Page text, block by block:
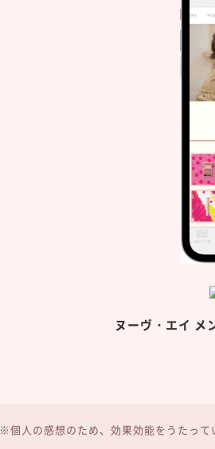
ヌーヴ・エイ メ
※個人の感想のため、効果効能をうたって